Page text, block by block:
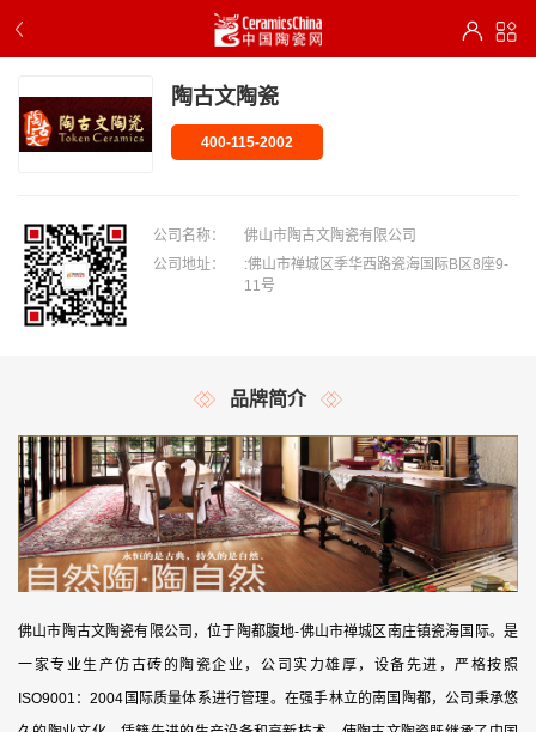
陶古文陶瓷
400-115-2002
公司名称：
佛山市陶古文陶瓷有限公司
公司地址：
:佛山市禅城区季华西路瓷海国际B区8座9-
11号
品牌简介
佛山市陶古文陶瓷有限公司，位于陶都腹地-佛山市禅城区南庄镇瓷海国际。是
一家专业生产仿古砖的陶瓷企业，公司实力雄厚，设备先进，严格按照
ISO9001：2004国际质量体系进行管理。在强手林立的南国陶都，公司秉承悠